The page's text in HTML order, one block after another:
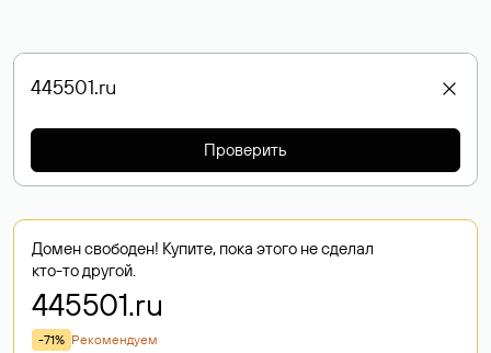
Проверить
Домен свободен! Купите, пока этого не сделал
кто-то другой.
445501.ru
-71% Рекомендуем